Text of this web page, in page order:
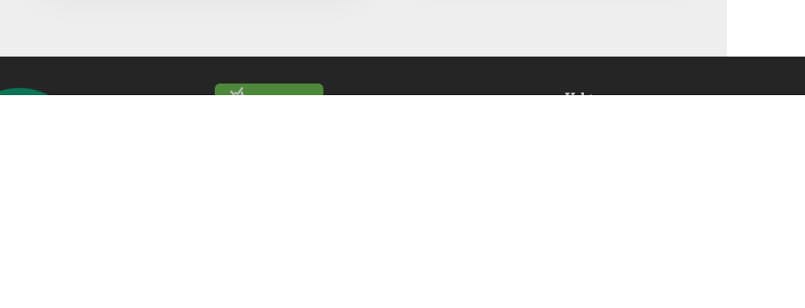
Volg ons op